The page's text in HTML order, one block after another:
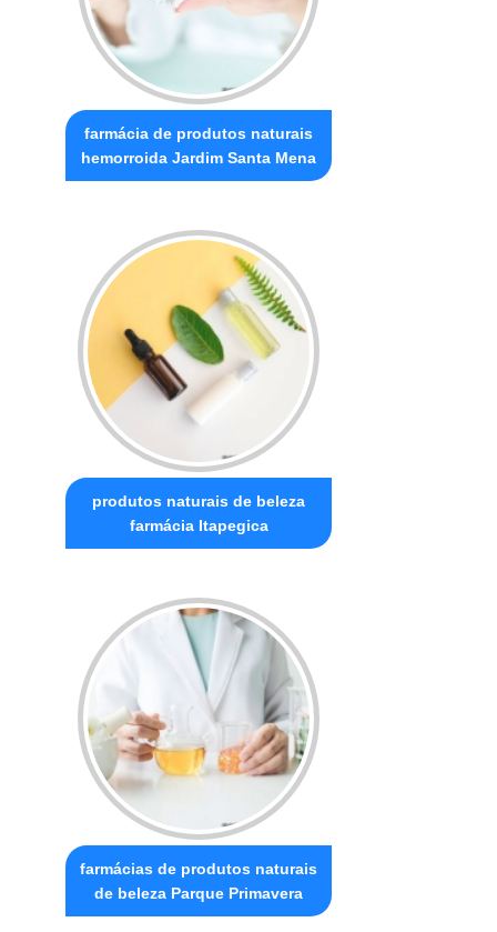
farmácia de produtos naturais
hemorroida Jardim Santa Mena
produtos naturais de beleza
farmácia Itapegica
farmácias de produtos naturais
de beleza Parque Primavera